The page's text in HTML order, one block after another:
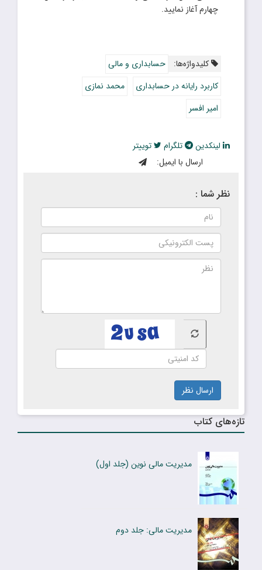
چهارم آغاز نمایید.
کلیدواژه‌ها:
حسابداری و مالی
کاربرد رایانه در حسابدارى
محمد نمازى
امیر افسر
لینکدین تلگرام
توییتر
ارسال با ایمیل:
نظر شما :
ارسال نظر
تازه‌های کتاب
مدیریت مالی نوین (جلد اول)
مدیریت مالی: جلد دوم